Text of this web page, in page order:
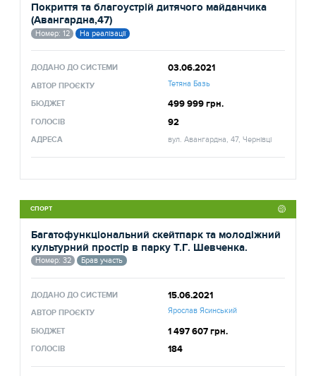
Покриття та благоустрій дитячого майданчика
(Авангардна,47)
Номер: 12 На реалізації
ДОДАНО ДО СИСТЕМИ 03.06.2021
АВТОР ПРОЄКТУ Тетяна Базь
БЮДЖЕТ 499 999 грн.
ГОЛОСІВ 92
АДРЕСА вул. Авангардна, 47, Чернівці
СПОРТ
Багатофункціональний скейтпарк та молодіжний
культурний простір в парку Т.Г. Шевченка.
Номер: 32 Брав участь
ДОДАНО ДО СИСТЕМИ 15.06.2021
АВТОР ПРОЄКТУ Ярослав Ясинський
БЮДЖЕТ 1 497 607 грн.
ГОЛОСІВ 184